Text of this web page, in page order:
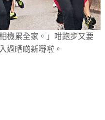
機累全家。」咁跑步又要
過晒啲新嘢啦。